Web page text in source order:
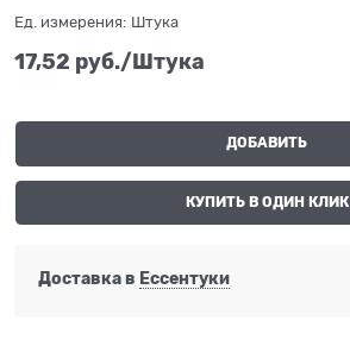
Ед. измерения: Штука
17,52 руб./Штука
ДОБАВИТЬ
КУПИТЬ В ОДИН КЛИК
Доставка в Ессентуки